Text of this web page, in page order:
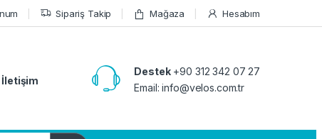
Sipariş Takip Mağaza Hesabım
İletişim
Destek+90 312 342 07 27
Email: info@velos.com.tr